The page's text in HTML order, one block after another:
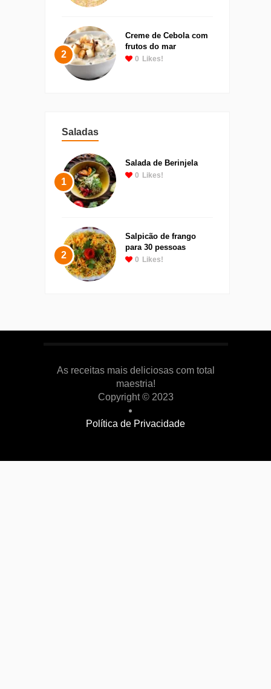
2
Creme de Cebola com
frutos do mar
0 Likes!
Saladas
1
Salada de Berinjela
0 Likes!
2
Salpicão de frango
para 30 pessoas
0 Likes!
As receitas mais deliciosas com total
maestria!
Copyright © 2023
Política de Privacidade